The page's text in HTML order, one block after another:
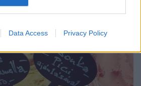
Data Access Privacy Policy